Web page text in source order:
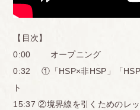
【目次】
0:00 オープニング
0:32 ①「HSP×非HSP」「HSP
ト
15:37 ②境界線を引くためのレ